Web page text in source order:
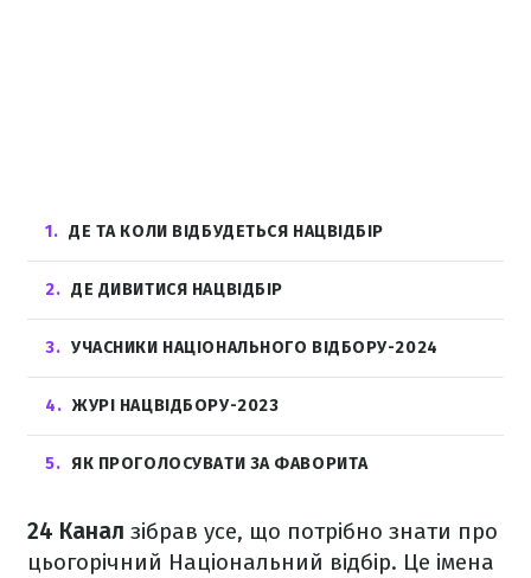
1 ДЕ ТА КОЛИ ВІДБУДЕТЬСЯ НАЦВІДБІР
2 ДЕ ДИВИТИСЯ НАЦВІДБІР
3 УЧАСНИКИ НАЦІОНАЛЬНОГО ВІДБОРУ-2024
4 ЖУРІ НАЦВІДБОРУ-2023
5 ЯК ПРОГОЛОСУВАТИ ЗА ФАВОРИТА
24 Канал зібрав усе, що потрібно знати про
цьогорічний Національний відбір. Це імена